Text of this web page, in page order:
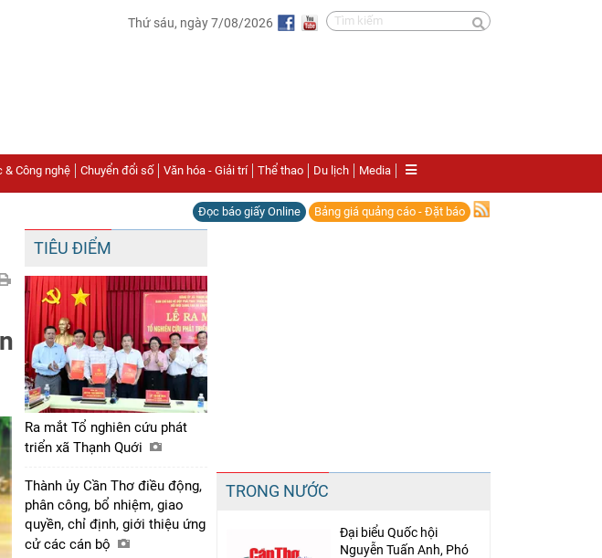
Thứ sáu, ngày 7/08/2026
& Công nghệ Chuyển đổi số Văn hóa - Giải trí Thể thao Du lịch Media
Đọc báo giấy Online Bảng giá quảng cáo - Đặt báo
Chia sẻ
Facebook
TIÊU ĐIỂM
Ra mắt Tổ nghiên cứu phát
triển xã Thạnh Quới
Thành ủy Cần Thơ điều động,
phân công, bổ nhiệm, giao
quyền, chỉ định, giới thiệu ứng
cử các cán bộ
TRONG NƯỚC
Đại biểu Quốc hội
Nguyễn Tuấn Anh, Phó